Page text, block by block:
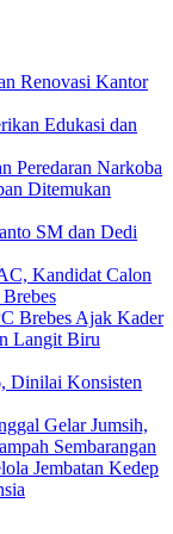
Renovasi Kantor
Edukasi dan
Peredaran Narkoba
Ditemukan
SM dan Dedi
Kandidat Calon
Brebes Ajak Kader
Langit Biru
Dinilai Konsisten
Gelar Jumsih,
Sembarangan
Jembatan Kedep